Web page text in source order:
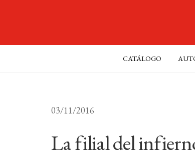
CATÁLOGO
03/11/2016
La filial del